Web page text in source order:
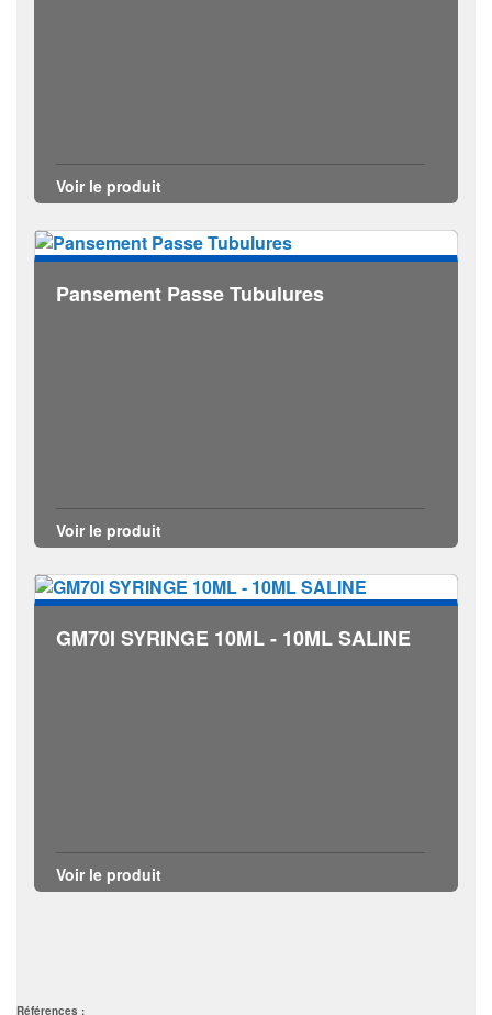
Voir le produit
Pansement Passe Tubulures
Voir le produit
GM70I SYRINGE 10ML - 10ML SALINE
Voir le produit
Références :